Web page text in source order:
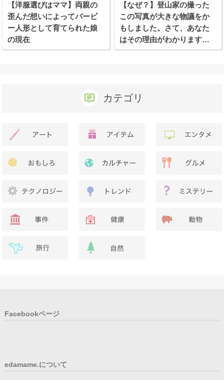
【洋服選びはママ】両親の
歪んだ想いによってバービ
ー人形として育てられた娘
の現在
【なぜ？】登山家の撮った
この写真が大きな物議をか
もしました。さて、あなた
はその理由がわかります
か？
カテゴリ
Facebookページ
edamame.について